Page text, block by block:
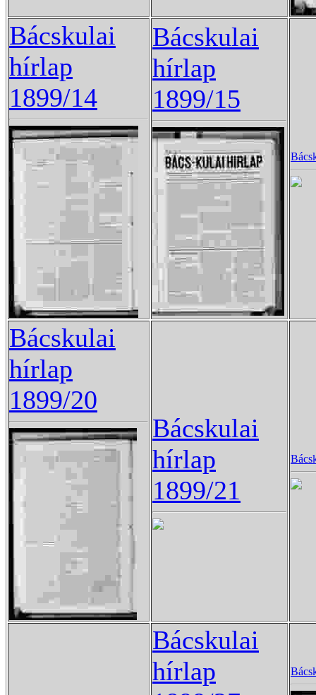
Bácskulai
hírlap
1899/14
Bácskulai
hírlap
1899/15
Bácskulai
hírlap
1899/20
Bácskulai
hírlap
1899/21
Bácskulai
hírlap